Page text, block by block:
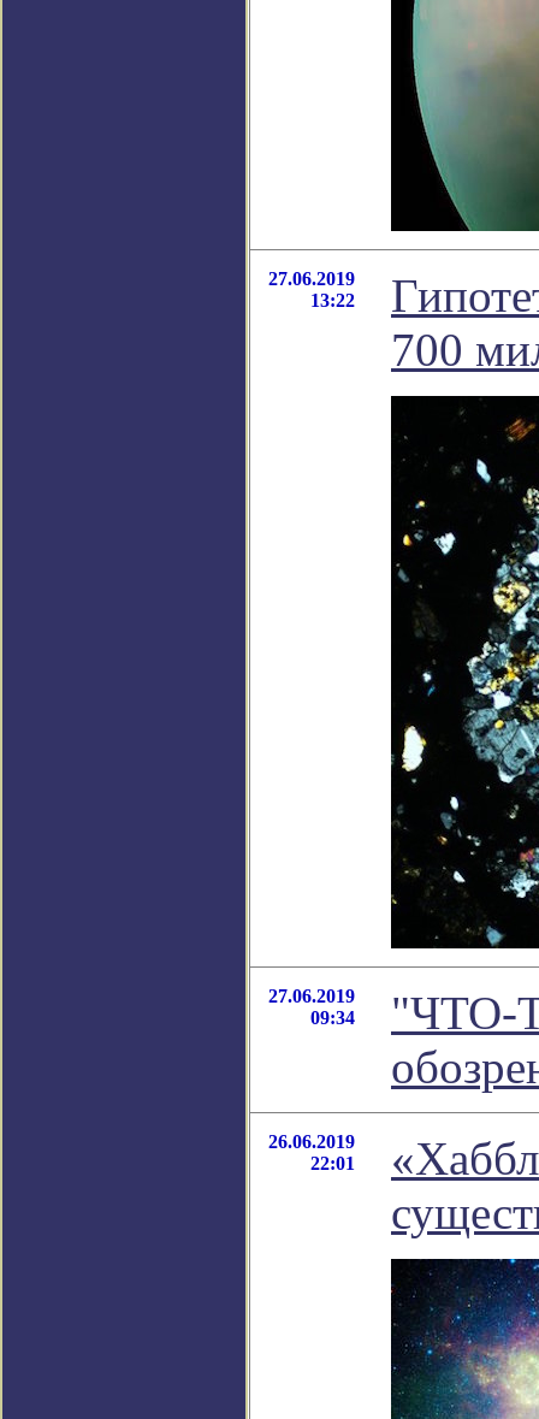
27.06.2019
13:22
700
27.06.2019
09:34
"ЧТО-
26.06.2019
22:01